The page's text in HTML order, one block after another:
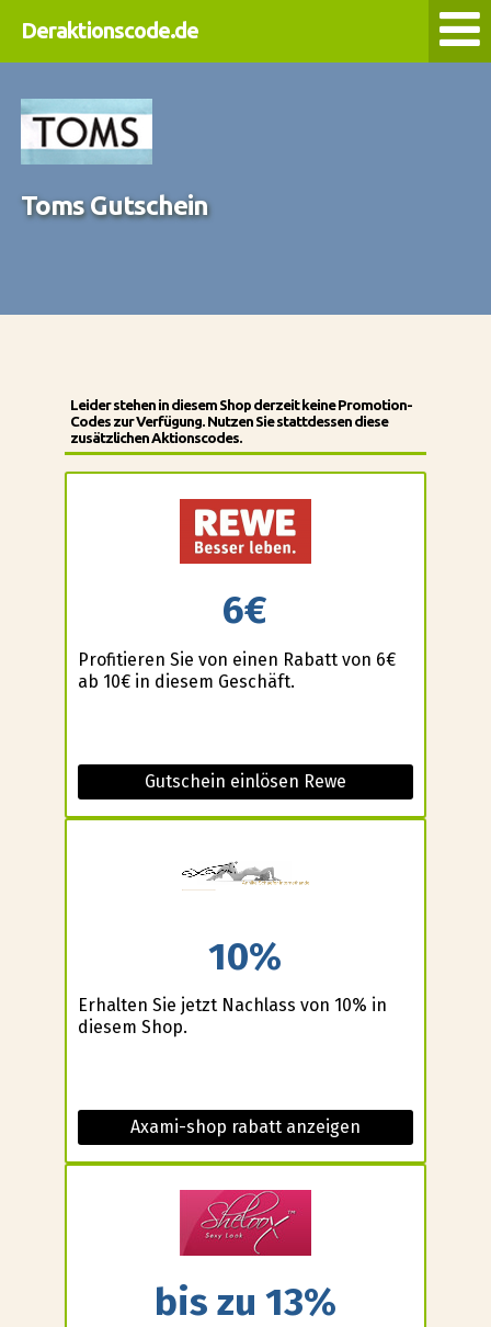
Deraktionscode.de
Toms Gutschein
Leider stehen in diesem Shop derzeit keine Promotion-
Codes zur Verfügung. Nutzen Sie stattdessen diese
zusätzlichen Aktionscodes.
6€
Profitieren Sie von einen Rabatt von 6€
ab 10€ in diesem Geschäft.
Gutschein einlösen Rewe
10%
Erhalten Sie jetzt Nachlass von 10% in
diesem Shop.
Axami-shop rabatt anzeigen
bis zu 13%